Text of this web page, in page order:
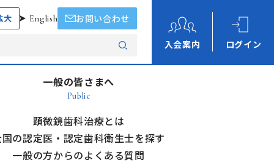
大 English お問い合わせ
入会案内 ログイン
一般の皆さまへ
Public
顕微鏡歯科治療とは
国の認定医・認定歯科衛生士を探す
一般の方からのよくある質問